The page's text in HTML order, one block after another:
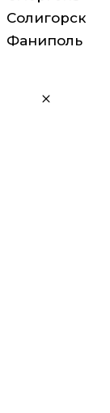
Солигорск
Фаниполь